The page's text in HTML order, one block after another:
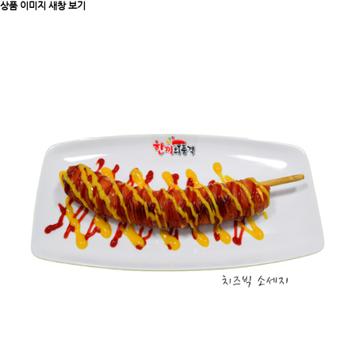
상품 이미지 새창 보기